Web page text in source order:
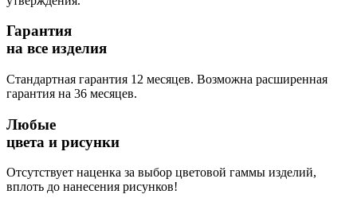
Гарантия
на все изделия
Стандартная гарантия 12 месяцев. Возможна расширенная
гарантия на 36 месяцев.
Любые
цвета и рисунки
Отсутствует наценка за выбор цветовой гаммы изделий,
вплоть до нанесения рисунков!